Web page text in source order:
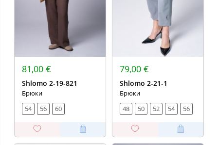
81,00 €
Shlomo 2-19-821
Брюки
54
56 60
79,00 €
Shlomo 2-21-1
Брюки
48
50 52 54 56